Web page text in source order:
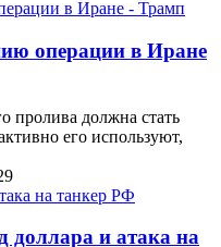
операции в Иране
пролива должна стать
его используют,
доллара и атака на